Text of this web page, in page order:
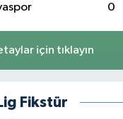
0
için tıklayın
Fikstür